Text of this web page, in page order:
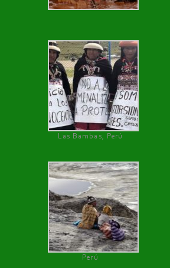
Las Bambas, Perú
Perú